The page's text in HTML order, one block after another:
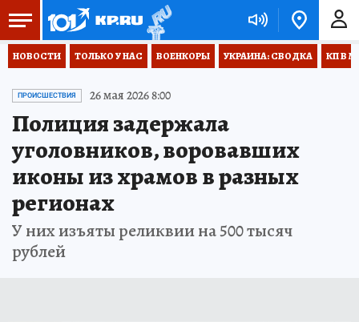
НОВОСТИ ТОЛЬКО У НАС ВОЕНКОРЫ УКРАИНА: СВОДКА КП В
ПРОИСШЕСТВИЯ 26 мая 2026 8:00
Полиция задержала
уголовников, воровавших
иконы из храмов в разных
регионах
У них изъяты реликвии на 500 тысяч
рублей